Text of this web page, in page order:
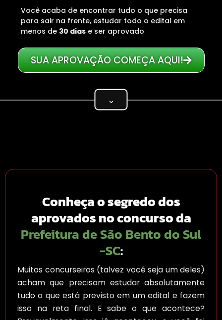
Você acaba de encontrar tudo o que precisa
para sair na frente, estudar todo o edital em
menos de 30 dias e ser aprovado
SUA APROVAÇÃO COMEÇA AQUI!
⌄
Conheça o segredo dos
aprovados no concurso da
Prefeitura de São Bento do Sul
-SC:
Muitos concurseiros (talvez você seja um deles)
acham que precisam estudar absolutamente
tudo o que está previsto em um edital e fazem
isso na reta final. E sabe o que acontece?